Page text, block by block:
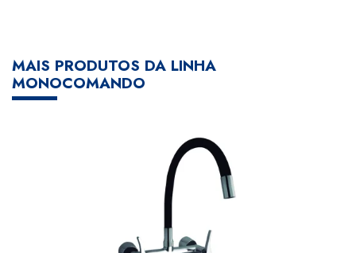
MAIS PRODUTOS DA LINHA
MONOCOMANDO